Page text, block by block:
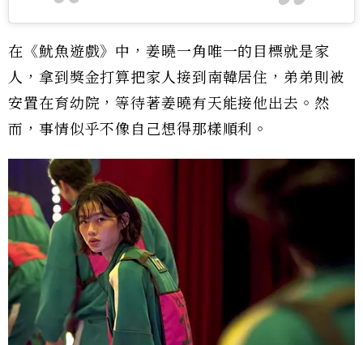
在《魷魚遊戲》中，姜曉一角唯一的目標就是家
人，拿到獎金打算把家人接到南韓居住，弟弟則被
安置在育幼院，等待著姜曉有天能接他出去。然
而，事情似乎不像自己想得那樣順利。